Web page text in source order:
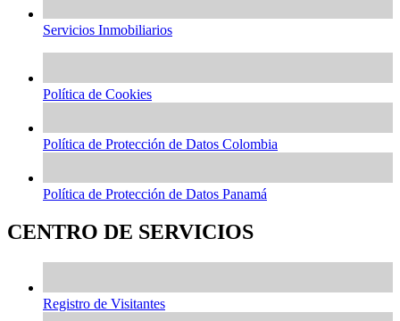
Servicios Inmobiliarios
Política de Cookies
Política de Protección de Datos Colombia
Política de Protección de Datos Panamá
CENTRO DE SERVICIOS
Registro de Visitantes